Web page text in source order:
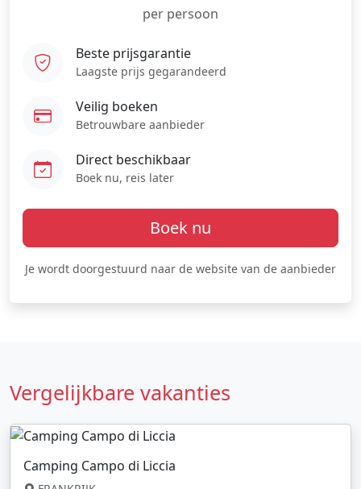
per persoon
Beste prijsgarantie
Laagste prijs gegarandeerd
Veilig boeken
Betrouwbare aanbieder
Direct beschikbaar
Boek nu, reis later
Boek nu
Je wordt doorgestuurd naar de website van de aanbieder
Vergelijkbare vakanties
Camping Campo di Liccia